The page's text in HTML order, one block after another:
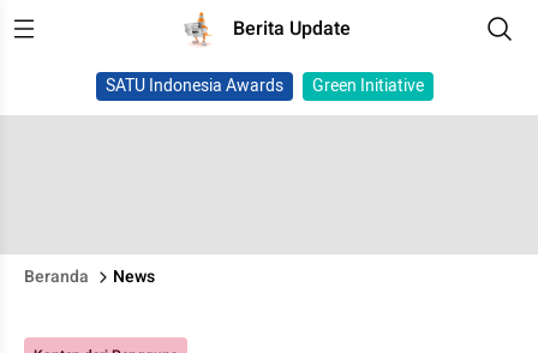
Berita Update
SATU Indonesia Awards Green Initiative
Beranda News